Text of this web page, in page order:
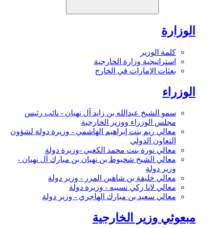
الوزارة
كلمة الوزير
استراتيجية وزارة الخارجية
بعثات الإمارات في الخارج
الوزراء
سمو الشيخ عبدالله بن زايد آل نهيان - نائب رئيس
مجلس الوزراء ووزير الخارجية
معالي ريم بنت إبراهيم الهاشمي - وزيرة دولة لشؤون
التعاون الدولي
معالي نورة بنت محمد الكعبي -وزيرة دولة
معالي الشيخ شخبوط بن نهيان بن مبارك آل نهيان -
وزير دولة
معالي خليفة بن شاهين المرر - وزير دولة
معالي لانا زكي نسيبه - وزيرة دولة
معالي سعيد بن مبارك الهاجري - وزير دولة
مبعوثي وزير الخارجية